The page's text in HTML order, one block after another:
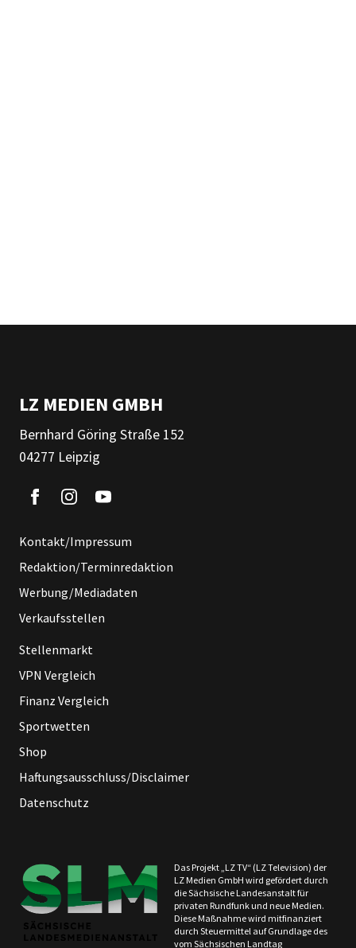
LZ MEDIEN GMBH
Bernhard Göring Straße 152
04277 Leipzig
Kontakt/Impressum
Redaktion/Terminredaktion
Werbung/Mediadaten
Verkaufsstellen
Stellenmarkt
VPN Vergleich
Finanz Vergleich
Sportwetten
Shop
Haftungsausschluss/Disclaimer
Datenschutz
Das Projekt „LZ TV“ (LZ Television) der
LZ Medien GmbH wird gefördert durch
die Sächsische Landesanstalt für
privaten Rundfunk und neue Medien.
Diese Maßnahme wird mitfinanziert
durch Steuermittel auf Grundlage des
vom Sächsischen Landtag